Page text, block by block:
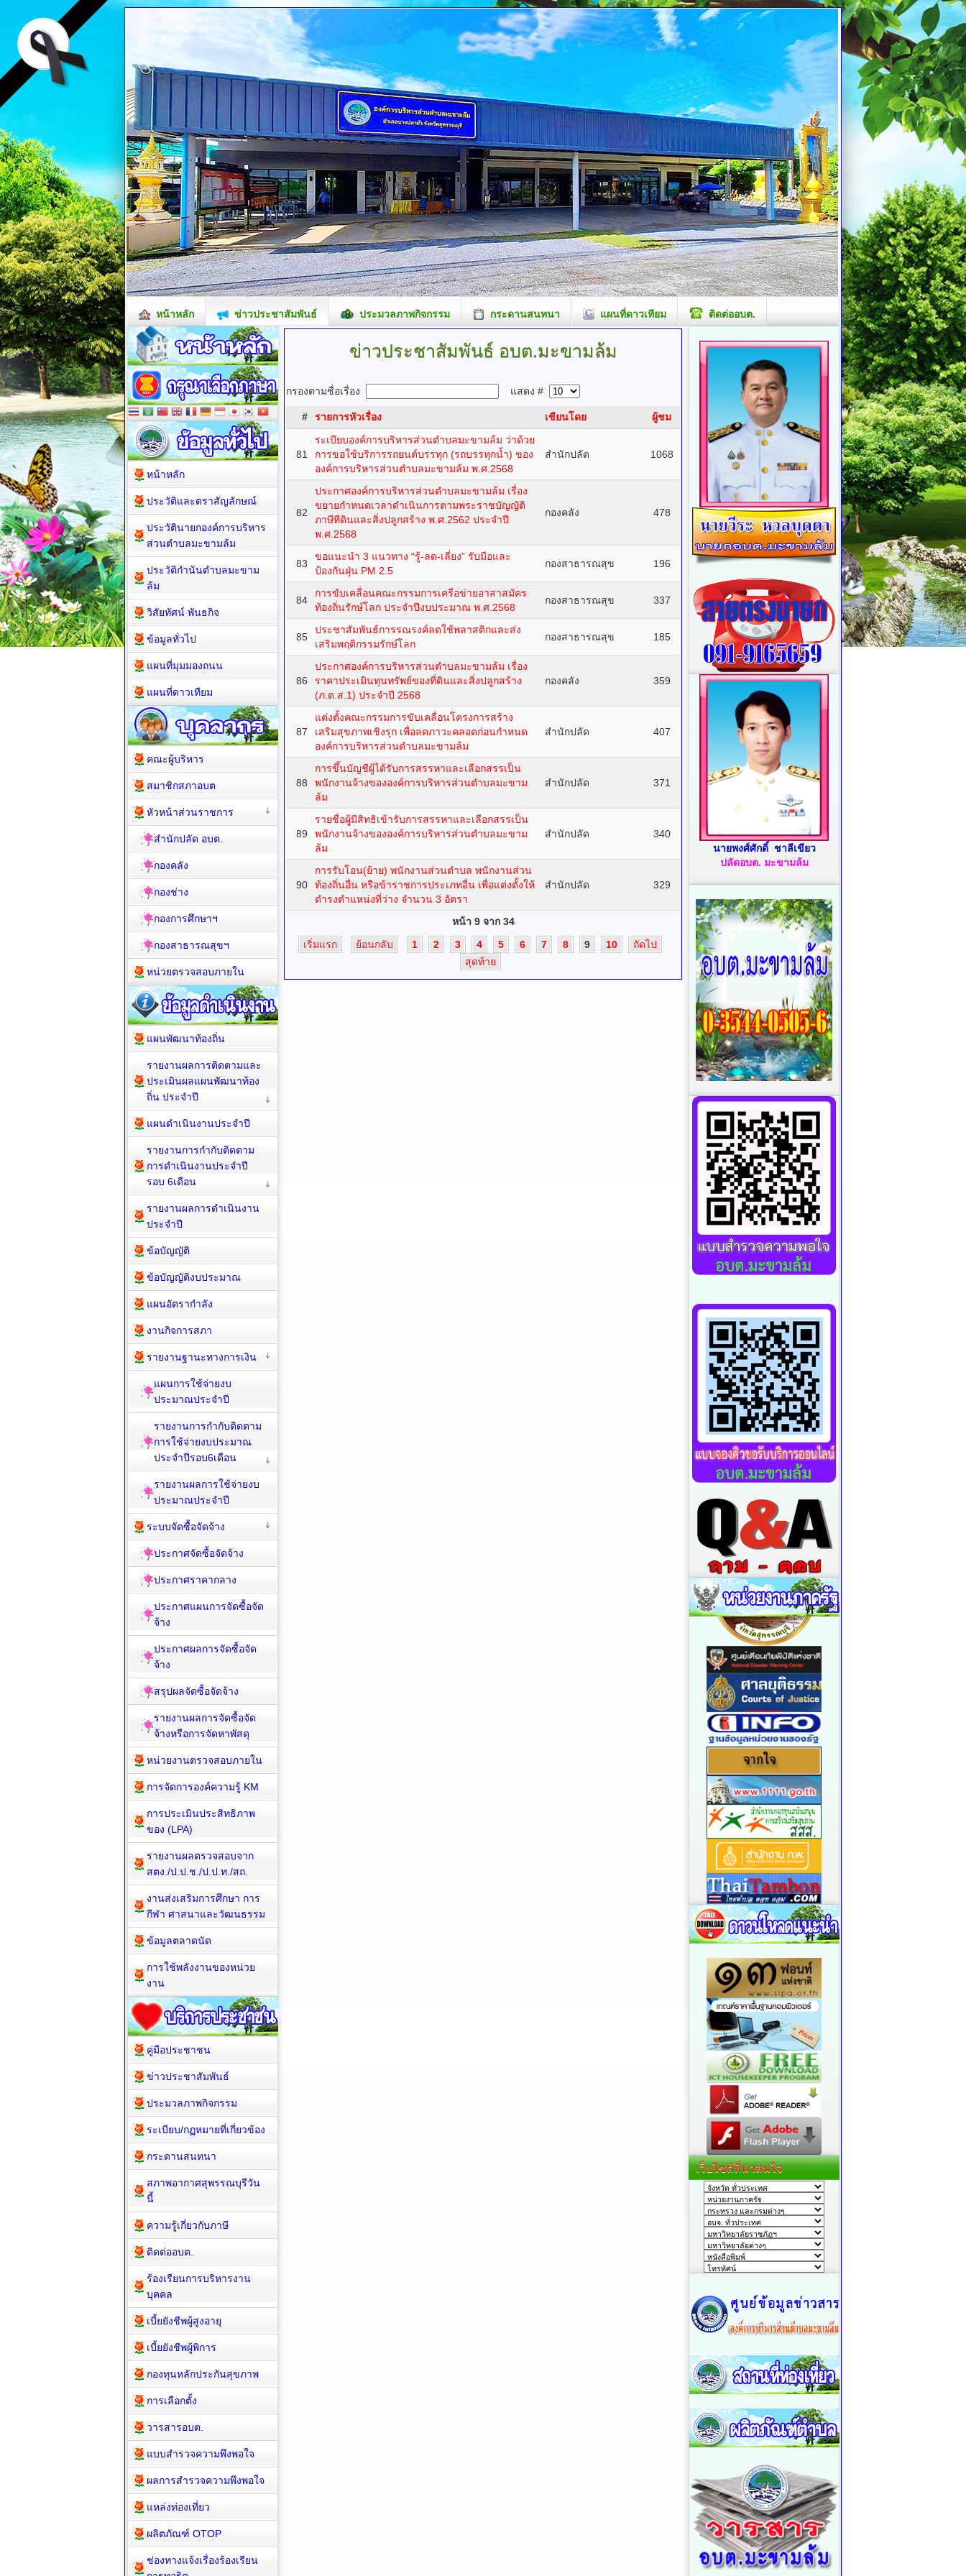
หน้าหลัก ข่าวประชาสัมพันธ์ ประมวลภาพกิจกรรม กระดานสนทนา แผนที่ดาวเทียม ติดต่ออบต.
ข่าวประชาสัมพันธ์ อบต.มะขามล้ม
กรองตามชื่อเรื่อง แสดง #
# รายการหัวเรื่อง เขียนโดย ผู้ชม
81
ระเบียบองค์การบริหารส่วนตำบลมะขามล้ม ว่าด้วย
การขอใช้บริการรถยนต์บรรทุก (รถบรรทุกน้ำ) ของ
องค์การบริหารส่วนตำบลมะขามล้ม พ.ศ.2568
สำนักปลัด 1068
82
ประกาศองค์การบริหารส่วนตำบลมะขามล้ม เรื่อง
ขยายกำหนดเวลาดำเนินการตามพระราชบัญญัติ
ภาษีทีดินและสิ่งปลูกสร้าง พ.ศ.2562 ประจำปี
พ.ศ.2568
กองคลัง 478
83
ขอแนะนำ 3 แนวทาง “รู้-ลด-เลี่ยง” รับมือและ
ป้องกันฝุ่น PM 2.5
กองสาธารณสุข 196
84
การขับเคลื่อนคณะกรรมการเครือข่ายอาสาสมัคร
ท้องถิ่นรักษ์โลก ประจำปีงบประมาณ พ.ศ.2568
กองสาธารณสุข 337
85
ประชาสัมพันธ์การรณรงค์ลดใช้พลาสติกและส่ง
เสริมพฤติกรรมรักษ์โลก
กองสาธารณสุข 185
86
ประกาศองค์การบริหารส่วนตำบลมะขามล้ม เรื่อง
ราคาประเมินทุนทรัพย์ของที่ดินและสิ่งปลูกสร้าง
(ภ.ด.ส.1) ประจำปี 2568
กองคลัง 359
87
แต่งตั้งคณะกรรมการขับเคลื่อนโครงการสร้าง
เสริมสุขภาพเชิงรุก เพื่อลดภาวะคลอดก่อนกำหนด
องค์การบริหารส่วนตำบลมะขามล้ม
สำนักปลัด 407
88
การขึ้นบัญชีผู้ได้รับการสรรหาและเลือกสรรเป็น
พนักงานจ้างขององค์การบริหารส่วนตำบลมะขาม
ล้ม
สำนักปลัด 371
89
รายชื่อผู้มีสิทธิเข้ารับการสรรหาและเลือกสรรเป็น
พนักงานจ้างขององค์การบริหารส่วนตำบลมะขาม
ล้ม
สำนักปลัด 340
90
การรับโอน(ย้าย) พนักงานส่วนตำบล พนักงานส่วน
ท้องถิ่นอื่น หรือข้าราชการประเภทอื่น เพื่อแต่งตั้งให้
ดำรงตำแหน่งที่ว่าง จำนวน 3 อัตรา
สำนักปลัด 329
หน้า 9 จาก 34
เริ่มแรก
ย้อนกลับ 1 2 3 4 5 6 7 8 9 10
ถัดไป
สุดท้าย
หน้าหลัก
ประวัติและตราสัญลักษณ์
ประวัตินายกองค์การบริหาร
ส่วนตำบลมะขามล้ม
ประวัติกำนันตำบลมะขาม
ล้ม
วิสัยทัศน์ พันธกิจ
ข้อมูลทั่วไป
แผนที่มุมมองถนน
แผนที่ดาวเทียม
คณะผู้บริหาร
สมาชิกสภาอบต
หัวหน้าส่วนราชการ
สำนักปลัด อบต.
กองคลัง
กองช่าง
กองการศึกษาฯ
กองสาธารณสุขฯ
หน่วยตรวจสอบภายใน
แผนพัฒนาท้องถิ่น
รายงานผลการติดตามและ
ประเมินผลแผนพัฒนาท้อง
ถิ่น ประจำปี
แผนดำเนินงานประจำปี
รายงานการกำกับติดตาม
การดำเนินงานประจำปี
รอบ 6เดือน
รายงานผลการดำเนินงาน
ประจำปี
ข้อบัญญัติ
ข้อบัญญัติงบประมาณ
แผนอัตรากำลัง
งานกิจการสภา
รายงานฐานะทางการเงิน
แผนการใช้จ่ายงบ
ประมาณประจำปี
รายงานการกำกับติดตาม
การใช้จ่ายงบประมาณ
ประจำปีรอบ6เดือน
รายงานผลการใช้จ่ายงบ
ประมาณประจำปี
ระบบจัดซื้อจัดจ้าง
ประกาศจัดซื้อจัดจ้าง
ประกาศราคากลาง
ประกาศแผนการจัดซื้อจัด
จ้าง
ประกาศผลการจัดซื้อจัด
จ้าง
สรุปผลจัดซื้อจัดจ้าง
รายงานผลการจัดซื้อจัด
จ้างหรือการจัดหาพัสดุ
หน่วยงานตรวจสอบภายใน
การจัดการองค์ความรู้ KM
การประเมินประสิทธิภาพ
ของ (LPA)
รายงานผลตรวจสอบจาก
สตง./ป.ป.ช./ป.ป.ท./สถ.
งานส่งเสริมการศึกษา การ
กีฬา ศาสนาและวัฒนธรรม
ข้อมูลตลาดนัด
การใช้พลังงานของหน่วย
งาน
คู่มือประชาชน
ข่าวประชาสัมพันธ์
ประมวลภาพกิจกรรม
ระเบียบ/กฏหมายที่เกี่ยวข้อง
กระดานสนทนา
สภาพอากาศสุพรรณบุรีวัน
นี้
ความรู้เกี่ยวกับภาษี
ติดต่ออบต.
ร้องเรียนการบริหารงาน
บุคคล
เบี้ยยังชีพผู้สูงอายุ
เบี้ยยังชีพผู้พิการ
กองทุนหลักประกันสุขภาพ
การเลือกตั้ง
วารสารอบต.
แบบสำรวจความพึงพอใจ
ผลการสำรวจความพึงพอใจ
แหล่งท่องเที่ยว
ผลิตภัณฑ์ OTOP
ช่องทางแจ้งเรื่องร้องเรียน
นายพงศ์ศักดิ์ ชาลีเขียว
ปลัดอบต. มะขามล้ม
เว็บไซต์ที่น่าสนใจ